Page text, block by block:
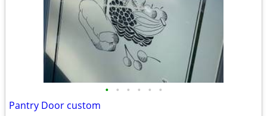
• • • • • •
Pantry Door custom